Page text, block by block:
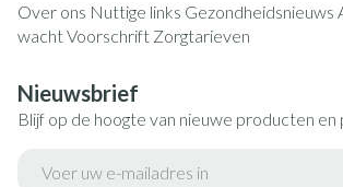
Over ons Nuttige links Gezondheidsnieuws
wachtVoorschrift Zorgtarieven
Nieuwsbrief
Blijf op de hoogte van nieuwe producten